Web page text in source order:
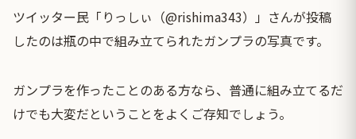
ツイッター民「りっしぃ（@rishima343）」さんが投稿
したのは瓶の中で組み立てられたガンプラの写真です。
ガンプラを作ったことのある方なら、普通に組み立てるだ
けでも大変だということをよくご存知でしょう。